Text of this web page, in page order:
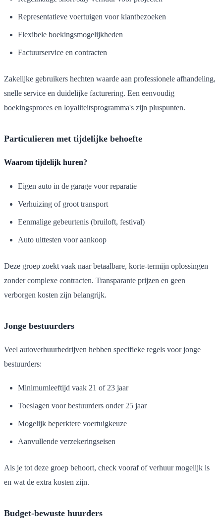
Representatieve voertuigen voor klantbezoeken
Flexibele boekingsmogelijkheden
Factuurservice en contracten
Zakelijke gebruikers hechten waarde aan professionele afhandeling,
snelle service en duidelijke facturering. Een eenvoudig
boekingsproces en loyaliteitsprogramma's zijn pluspunten.
Particulieren met tijdelijke behoefte
Waarom tijdelijk huren?
Eigen auto in de garage voor reparatie
Verhuizing of groot transport
Eenmalige gebeurtenis (bruiloft, festival)
Auto uittesten voor aankoop
Deze groep zoekt vaak naar betaalbare, korte-termijn oplossingen
zonder complexe contracten. Transparante prijzen en geen
verborgen kosten zijn belangrijk.
Jonge bestuurders
Veel autoverhuurbedrijven hebben specifieke regels voor jonge
bestuurders:
Minimumleeftijd vaak 21 of 23 jaar
Toeslagen voor bestuurders onder 25 jaar
Mogelijk beperktere voertuigkeuze
Aanvullende verzekeringseisen
Als je tot deze groep behoort, check vooraf of verhuur mogelijk is
en wat de extra kosten zijn.
Budget-bewuste huurders